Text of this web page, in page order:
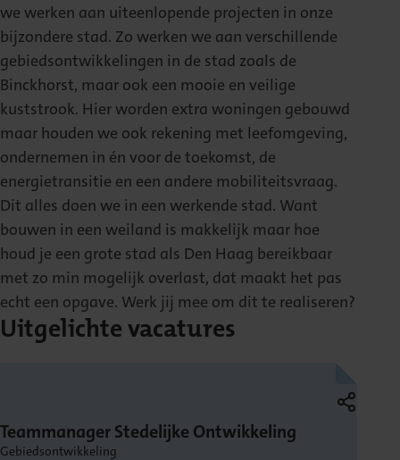
we werken aan uiteenlopende projecten in onze
bijzondere stad. Zo werken we aan verschillende
gebiedsontwikkelingen in de stad zoals de
Binckhorst, maar ook een mooie en veilige
kuststrook. Hier worden extra woningen gebouwd
maar houden we ook rekening met leefomgeving,
ondernemen in én voor de toekomst, de
energietransitie en een andere mobiliteitsvraag.
Dit alles doen we in een werkende stad. Want
bouwen in een weiland is makkelijk maar hoe
houd je een grote stad als Den Haag bereikbaar
met zo min mogelijk overlast, dat maakt het pas
echt een opgave. Werk jij mee om dit te realiseren?
Uitgelichte vacatures
Teammanager Stedelijke Ontwikkeling
Gebiedsontwikkeling